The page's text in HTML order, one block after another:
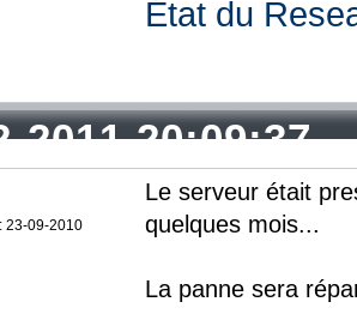
État du
2011 20:09:37
23-09-2010
Le serveur était
quelques mois...
La panne sera